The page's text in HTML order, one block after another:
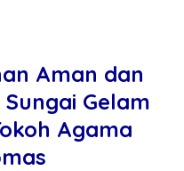
Aman dan
Gelam
Agama